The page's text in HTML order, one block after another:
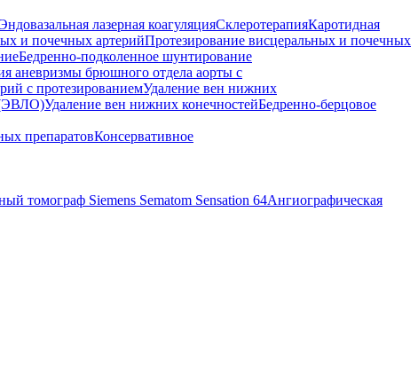
лазерная коагуляцияСклеротерапияКаротидная
и почечных артерийПротезирование висцеральных и почечных
Бедренно-подколенное шунтирование
аневризмы брюшного отдела аорты с
с протезированиемУдаление вен нижних
Удаление вен нижних конечностейБедренно-берцовое
препаратовКонсервативное
томограф Siemens Sematom Sensation 64Ангиографическая